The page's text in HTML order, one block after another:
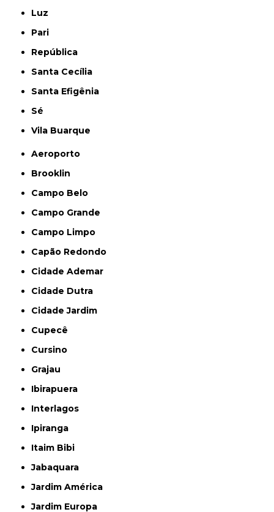
Luz
Pari
República
Santa Cecília
Santa Efigênia
Sé
Vila Buarque
Aeroporto
Brooklin
Campo Belo
Campo Grande
Campo Limpo
Capão Redondo
Cidade Ademar
Cidade Dutra
Cidade Jardim
Cupecê
Cursino
Grajau
Ibirapuera
Interlagos
Ipiranga
Itaim Bibi
Jabaquara
Jardim América
Jardim Europa